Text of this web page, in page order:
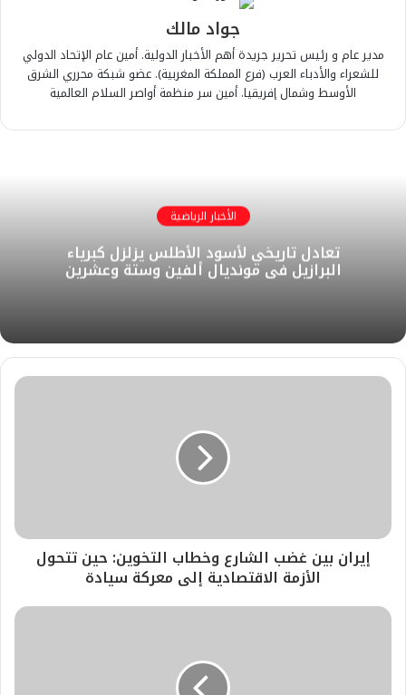
جواد مالك
مدير عام و رئيس تحرير جريدة أهم الأخبار الدولية. أمين عام الإتحاد الدولي
للشعراء والأدباء العرب (فرع المملكة المغربية). عضو شبكة محرري الشرق
الأوسط وشمال إفريقيا. أمين سر منظمة أواصر السلام العالمية
الأخبار الرياضية
تعادل تاريخي لأسود الأطلس يزلزل كبرياء
البرازيل في مونديال ألفين وستة وعشرين
إيران بين غضب الشارع وخطاب التخوين: حين تتحول
الأزمة الاقتصادية إلى معركة سيادة